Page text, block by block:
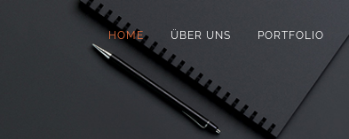
HOME ÜBER UNS PORTFOLIO